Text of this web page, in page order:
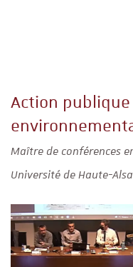
Action publique
Maître de conférences
Université de Haute-